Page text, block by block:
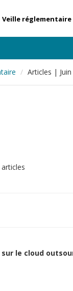
Veille réglementaire
Articles |
sur le cloud